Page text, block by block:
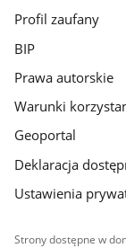
Profil zaufany
BIP
Prawa autorskie
Warunki
Geoportal
Deklaracja
Ustawienia
Strony dostępne w